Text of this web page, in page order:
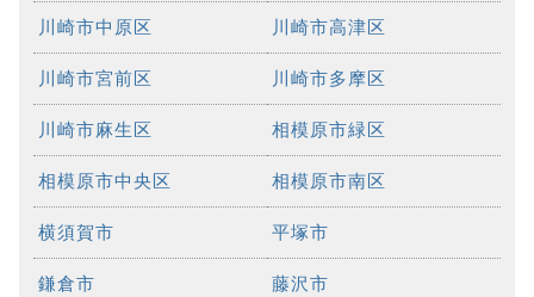
川崎市中原区 川崎市高津区
川崎市宮前区 川崎市多摩区
川崎市麻生区 相模原市緑区
相模原市中央区 相模原市南区
横須賀市 平塚市
鎌倉市 藤沢市